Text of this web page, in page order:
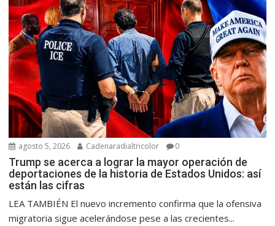
agosto 5, 2026 Cadenaradialtricolor 0
Trump se acerca a lograr la mayor operación de
deportaciones de la historia de Estados Unidos: así
están las cifras
LEA TAMBIÉN El nuevo incremento confirma que la ofensiva
migratoria sigue acelerándose pese a las crecientes...